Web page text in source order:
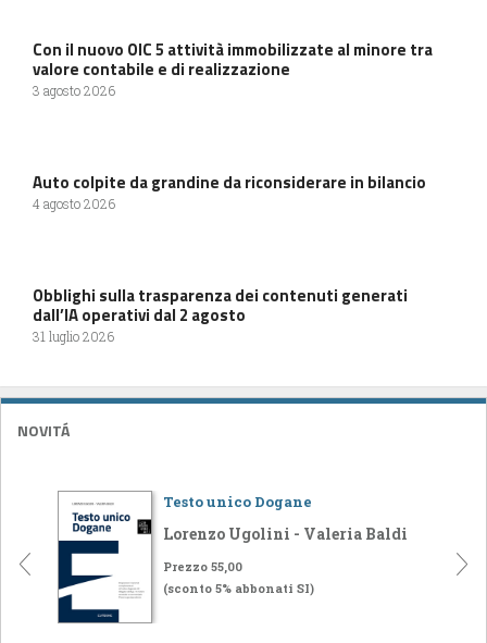
Con il nuovo OIC 5 attività immobilizzate al minore tra
valore contabile e di realizzazione
3 agosto 2026
Auto colpite da grandine da riconsiderare in bilancio
4 agosto 2026
Obblighi sulla trasparenza dei contenuti generati
dall’IA operativi dal 2 agosto
31 luglio 2026
NOVITÁ
Testo unico Dogane
Lorenzo Ugolini - Valeria Baldi
Prezzo 55,00
(sconto 5% abbonati SI)